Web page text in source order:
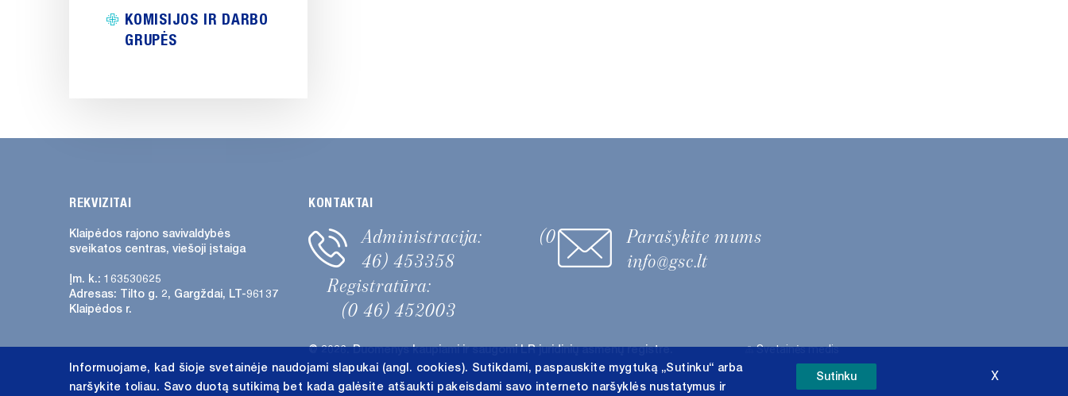
KOMISIJOS IR DARBO
GRUPĖS
REKVIZITAI
Klaipėdos rajono savivaldybės
sveikatos centras, viešoji įstaiga
Įm. k.: 163530625
Adresas: Tilto g. 2, Gargždai, LT-96137
Klaipėdos r.
KONTAKTAI
Administracija:
(0
46) 453358
Registratūra:
(0 46) 452003
Parašykite mums
info@gsc.lt
@ 2026. Duomenys kaupiami ir saugomi LR juridinių asmenų registre. Svetainės medis
Informuojame, kad šioje svetainėje naudojami slapukai (angl. cookies). Sutikdami, paspauskite mygtuką „Sutinku“ arba
naršykite toliau. Savo duotą sutikimą bet kada galėsite atšaukti pakeisdami savo interneto naršyklės nustatymus ir
X
Sutinku